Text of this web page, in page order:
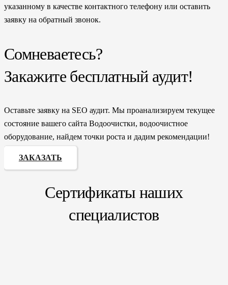
указанному в качестве контактного телефону или оставить
заявку на обратный звонок.
Сомневаетесь?
Закажите бесплатный аудит!
Оставьте заявку на SEO аудит. Мы проанализируем текущее
состояние вашего сайта Водоочистки, водоочистное
оборудование, найдем точки роста и дадим рекомендации!
ЗАКАЗАТЬ
Сертификаты наших
специалистов